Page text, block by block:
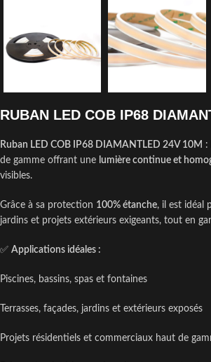
RUBAN LED COB IP68
Ruban LED COB IP68 DIAMANTLED 24V 10M :
de gamme offrant une lumière continue et
visibles.
Grâce à sa protection 100% étanche, il est idéal
jardins et projets extérieurs exigeants, tout en gar
✅ Applications idéales :
Piscines, bassins, spas et fontaines
Terrasses, façades, jardins et extérieurs exposés
Projets résidentiels et commerciaux haut de